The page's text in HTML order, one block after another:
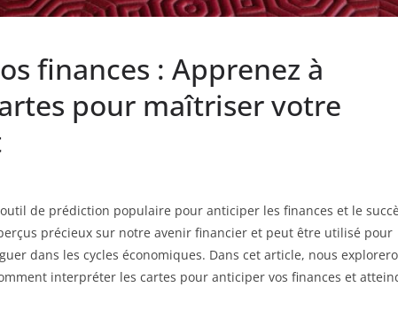
finances : Apprenez à
pour maîtriser votre
de prédiction populaire pour anticiper les finances et le
précieux sur notre avenir financier et peut être utilisé pour
dans les cycles économiques. Dans cet article, nous
interpréter les cartes pour anticiper vos finances et